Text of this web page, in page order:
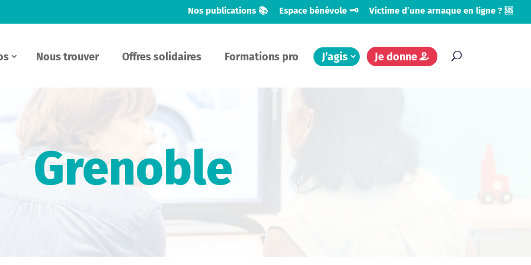
Nos publications 📚 Espace bénévole 🗝️ Victime d’une arnaque en ligne ? 🆘
Nous trouver Offres solidaires Formations pro J’agis Je donne
Grenoble